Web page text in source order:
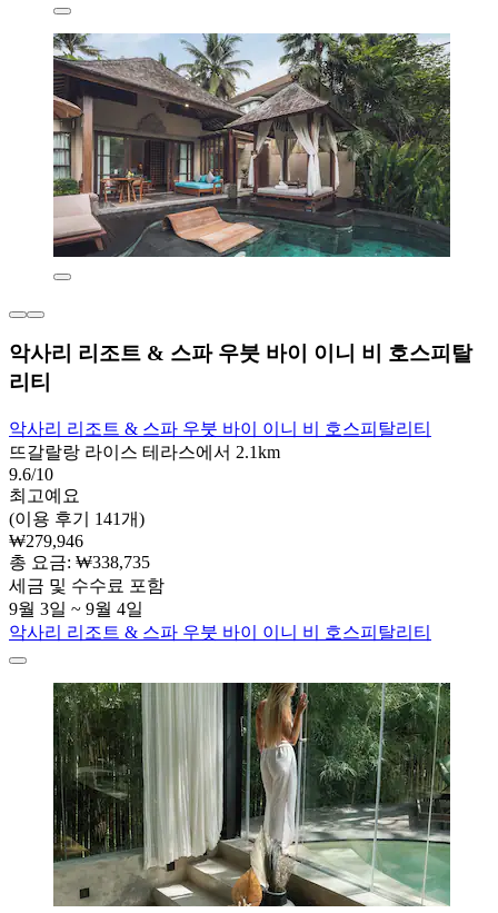
악사리 리조트 & 스파 우붓 바이 이니 비 호스피탈
리티
악사리 리조트 & 스파 우붓 바이 이니 비 호스피탈리티
뜨갈랄랑 라이스 테라스에서 2.1km
9.6/10
최고예요
(이용 후기 141개)
₩279,946
총 요금: ₩338,735
세금 및 수수료 포함
9월 3일 ~ 9월 4일
악사리 리조트 & 스파 우붓 바이 이니 비 호스피탈리티